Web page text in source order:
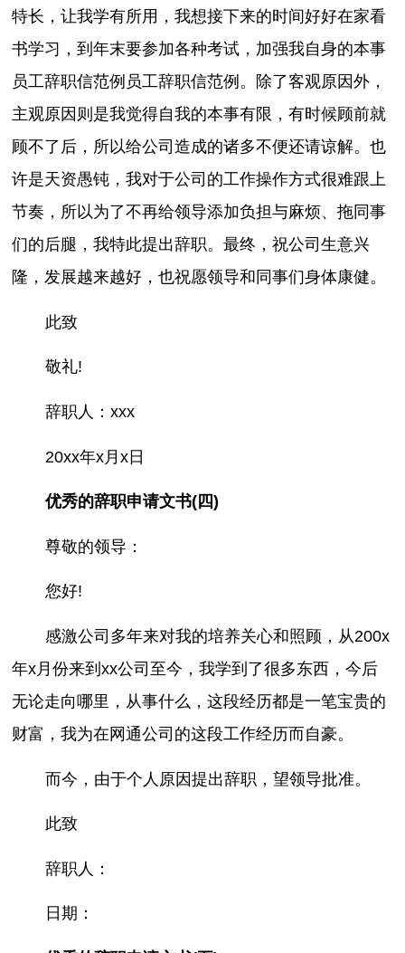
特长，让我学有所用，我想接下来的时间好好在家看
书学习，到年末要参加各种考试，加强我自身的本事
员工辞职信范例员工辞职信范例。除了客观原因外，
主观原因则是我觉得自我的本事有限，有时候顾前就
顾不了后，所以给公司造成的诸多不便还请谅解。也
许是天资愚钝，我对于公司的工作操作方式很难跟上
节奏，所以为了不再给领导添加负担与麻烦、拖同事
们的后腿，我特此提出辞职。最终，祝公司生意兴
隆，发展越来越好，也祝愿领导和同事们身体康健。
此致
敬礼!
辞职人：xxx
20xx年x月x日
优秀的辞职申请文书(四)
尊敬的领导：
您好!
感激公司多年来对我的培养关心和照顾，从200x
年x月份来到xx公司至今，我学到了很多东西，今后
无论走向哪里，从事什么，这段经历都是一笔宝贵的
财富，我为在网通公司的这段工作经历而自豪。
而今，由于个人原因提出辞职，望领导批准。
此致
辞职人：
日期：